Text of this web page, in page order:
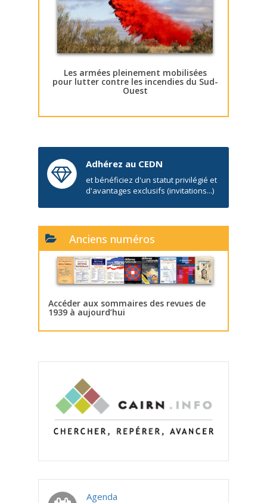
Les armées pleinement mobilisées
pour lutter contre les incendies du Sud-
Ouest
Adhérez au CEDN
et bénéficiez d'un statut privilégié et
d'avantages exclusifs (invitations...)
Anciens numéros
Accéder aux sommaires des revues de
1939 à aujourd’hui
Agenda